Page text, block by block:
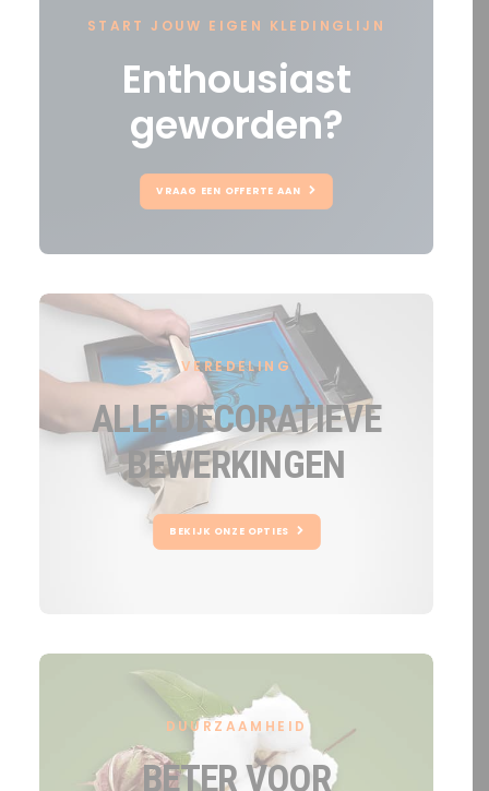
START JOUW EIGEN KLEDINGLIJN
Enthousiast
geworden?
VRAAG EEN OFFERTE AAN
VEREDELING
ALLE DECORATIEVE
BEWERKINGEN
BEKIJK ONZE OPTIES
DUURZAAMHEID
BETER VOOR